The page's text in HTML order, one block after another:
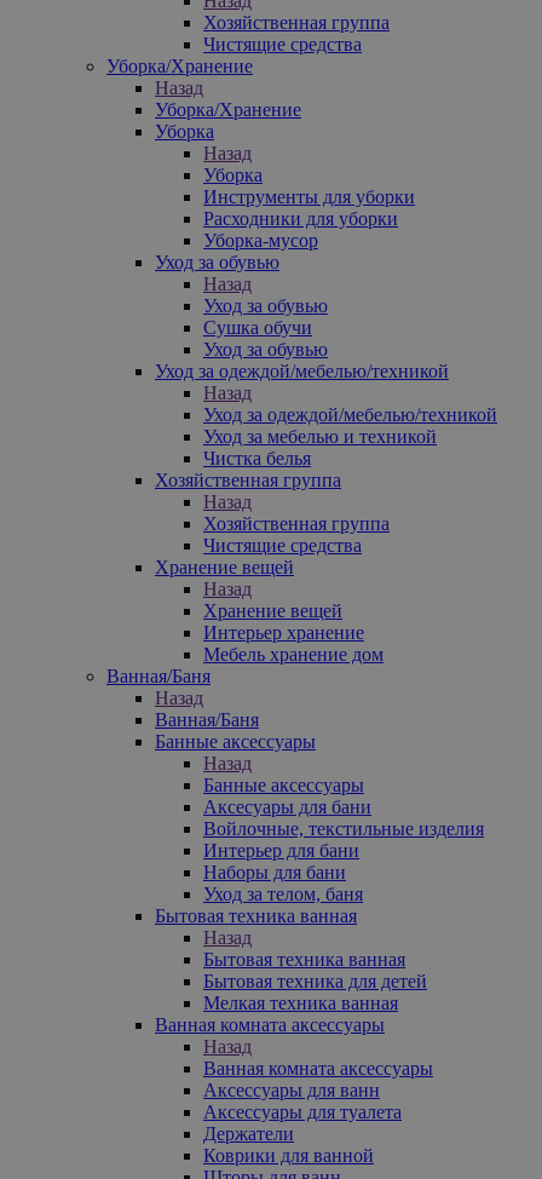
Хозяйственная группа
Чистящие средства
Уборка/Хранение
Назад
Уборка/Хранение
Уборка
Назад
Уборка
Инструменты для уборки
Расходники для уборки
Уборка-мусор
Уход за обувью
Назад
Уход за обувью
Сушка обучи
Уход за обувью
Уход за одеждой/мебелью/техникой
Назад
Уход за одеждой/мебелью/техникой
Уход за мебелью и техникой
Чистка белья
Хозяйственная группа
Назад
Хозяйственная группа
Чистящие средства
Хранение вещей
Назад
Хранение вещей
Интерьер хранение
Мебель хранение дом
Ванная/Баня
Назад
Ванная/Баня
Банные аксессуары
Назад
Банные аксессуары
Аксесуары для бани
Войлочные, текстильные изделия
Интерьер для бани
Наборы для бани
Уход за телом, баня
Бытовая техника ванная
Назад
Бытовая техника ванная
Бытовая техника для детей
Мелкая техника ванная
Ванная комната аксессуары
Назад
Ванная комната аксессуары
Аксессуары для ванн
Аксессуары для туалета
Держатели
Коврики для ванной